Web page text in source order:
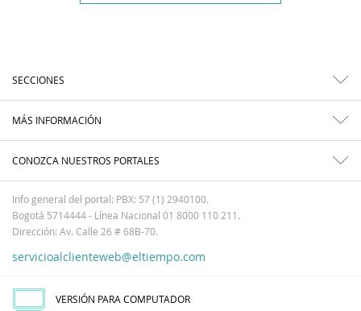
SECCIONES
MÁS INFORMACIÓN
CONOZCA NUESTROS PORTALES
Info general del portal: PBX: 57 (1) 2940100.
Bogotá 5714444 - Línea Nacional 01 8000 110 211.
Dirección: Av. Calle 26 # 68B-70.
servicioalclienteweb@eltiempo.com
VERSIÓN PARA COMPUTADOR